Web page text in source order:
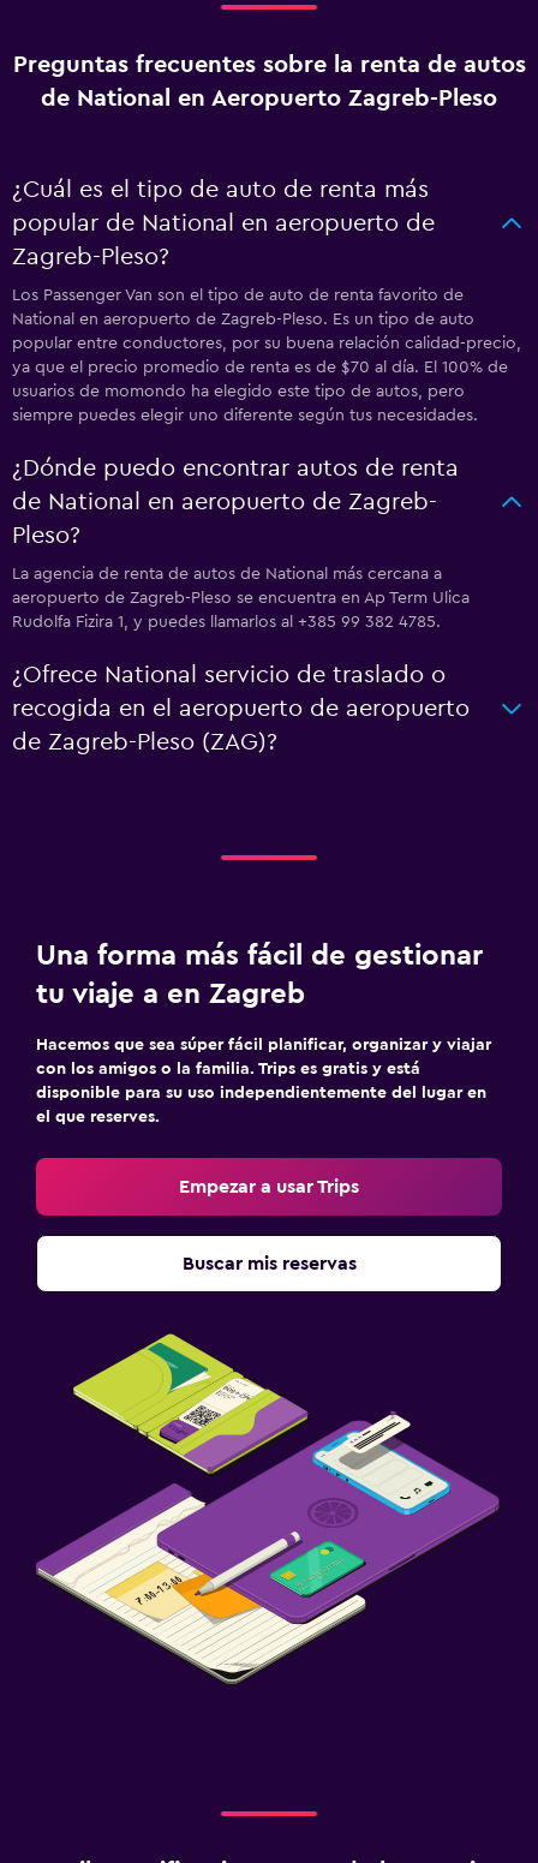
Preguntas frecuentes sobre la renta de autos
de National en Aeropuerto Zagreb-Pleso
¿Cuál es el tipo de auto de renta más
popular de National en aeropuerto de
Zagreb-Pleso?
Los Passenger Van son el tipo de auto de renta favorito de
National en aeropuerto de Zagreb-Pleso. Es un tipo de auto
popular entre conductores, por su buena relación calidad-precio,
ya que el precio promedio de renta es de $70 al día. El 100% de
usuarios de momondo ha elegido este tipo de autos, pero
siempre puedes elegir uno diferente según tus necesidades.
¿Dónde puedo encontrar autos de renta
de National en aeropuerto de Zagreb-
Pleso?
La agencia de renta de autos de National más cercana a
aeropuerto de Zagreb-Pleso se encuentra en Ap Term Ulica
Rudolfa Fizira 1, y puedes llamarlos al +385 99 382 4785.
¿Ofrece National servicio de traslado o
recogida en el aeropuerto de aeropuerto
de Zagreb-Pleso (ZAG)?
Una forma más fácil de gestionar
tu viaje a en Zagreb
Hacemos que sea súper fácil planificar, organizar y viajar
con los amigos o la familia. Trips es gratis y está
disponible para su uso independientemente del lugar en
el que reserves.
Empezar a usar Trips
Buscar mis reservas